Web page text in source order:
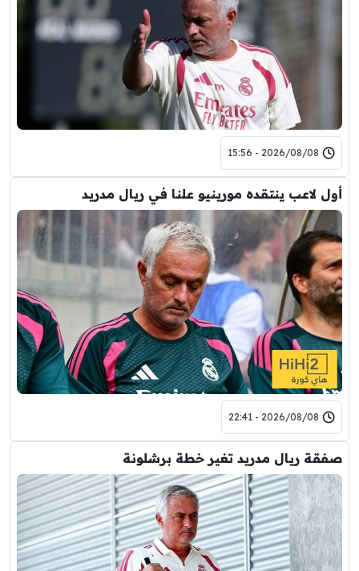
2026/08/08 - 15:56
أول لاعب ينتقده مورينيو علنا في ريال مدريد
2026/08/08 - 22:41
صفقة ريال مدريد تغير خطة برشلونة